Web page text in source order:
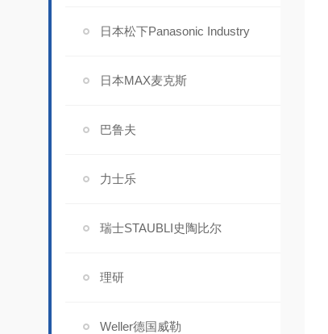
日本松下Panasonic Industry
日本MAX麦克斯
巴鲁夫
力士乐
瑞士STAUBLI史陶比尔
理研
Weller德国威勒